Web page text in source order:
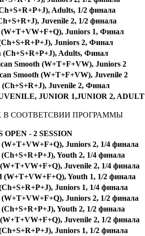
Adults, 1/2 финала
Juvenile 2, 1/2 финала
(W+T+VW+F+Q), Juniors 1, Финал
Juniors 2, Финал
(Ch+S+R+P+J), Adults, Финал
Smooth (W+T+F+VW), Juniors 2
Smooth (W+T+F+VW), Juvenile 2
Juvenile 2, Финал
JUNIOR 1,JUNIOR 2, ADULT
СООТВЕТСВИИ ПРОГРАММЫ
OPEN - 2 SESSION
Juniors 2, 1/4 финала
Youth 2, 1/4 финала
Juvenile 2, 1/4 финала
(W+T+VW+F+Q), Youth 1, 1/2 финала
Juniors 1, 1/4 финала
Juniors 2, 1/2 финала
Youth 2, 1/2 финала
Juvenile 2, 1/2 финала
Juniors 1, 1/2 финала